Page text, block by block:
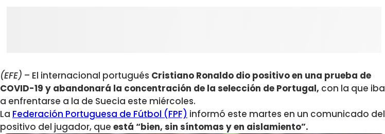
(EFE) – El internacional portugués Cristiano Ronaldo dio positivo en una prueba de
COVID-19 y abandonará la concentración de la selección de Portugal, con la que iba
a enfrentarse a la de Suecia este miércoles.
La Federación Portuguesa de Fútbol (FPF) informó este martes en un comunicado del
positivo del jugador, que está “bien, sin síntomas y en aislamiento”.